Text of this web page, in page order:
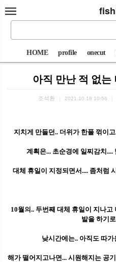
HOME profile onecut
아직 만난 적 없는
조석환 2021.10.18 10:56
지치게 만들던.. 더위가 한풀 꺾이
계획은... 초순경에 일찌감치
대체 휴일이 지정되면서.... 좀처럼
10월의.. 두번째 대체 휴일이 지나고
발을 하기
낮시간에는.. 아직도 따
해가 떨어지고나면... 시원해지는 공